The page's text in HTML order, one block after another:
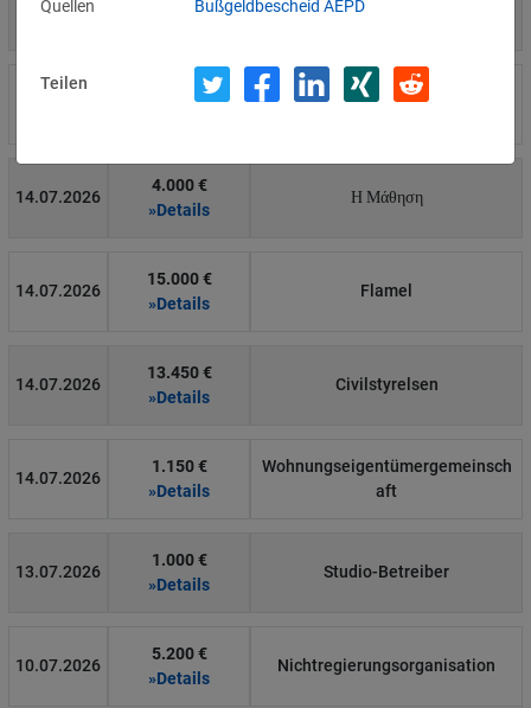
15.07.2026 Privatperson
8.500 €
Wirtschaftsprüfungsgesellschaft
14.07.2026
4.000 €
»Details
Η Μάθηση
14.07.2026
15.000 €
»Details
Flamel
14.07.2026
13.450 €
»Details
Civilstyrelsen
14.07.2026
1.150 €
»Details
Wohnungseigentümergemeinsch
aft
13.07.2026
1.000 €
»Details
Studio-Betreiber
10.07.2026
5.200 €
»Details
Nichtregierungsorganisation
Quellen Bußgeldbescheid AEPD
Teilen